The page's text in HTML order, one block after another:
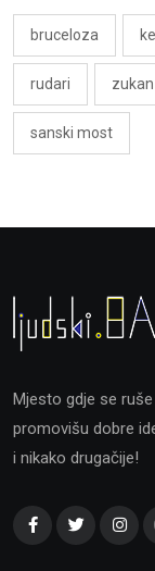
bruceloza
rudari
sanski most
Mjesto gdje se
promovišu dobre
i nikako drugačije!